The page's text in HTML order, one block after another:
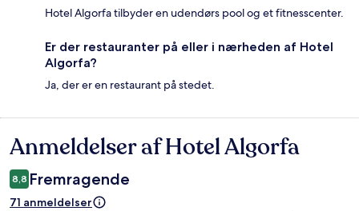
Hotel Algorfa tilbyder en udendørs pool og et fitnesscenter.
Er der restauranter på eller i nærheden af Hotel
Algorfa?
Ja, der er en restaurant på stedet.
Anmeldelser
Anmeldelser af Hotel Algorfa
8,8 Fremragende
71 anmeldelser